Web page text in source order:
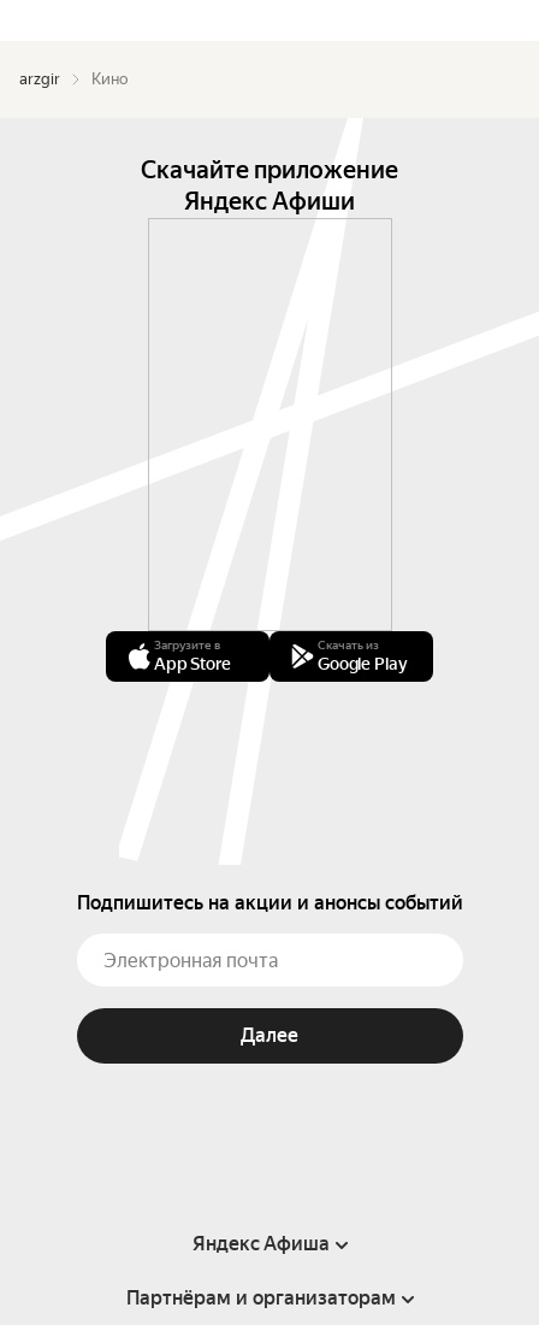
arzgir Кино
Скачайте приложение
Яндекс Афиши
Загрузите в
App Store
Скачать из
Google Play
Подпишитесь на акции и анонсы событий
Далее
Яндекс Афиша
Справка
Партнёрам и организаторам